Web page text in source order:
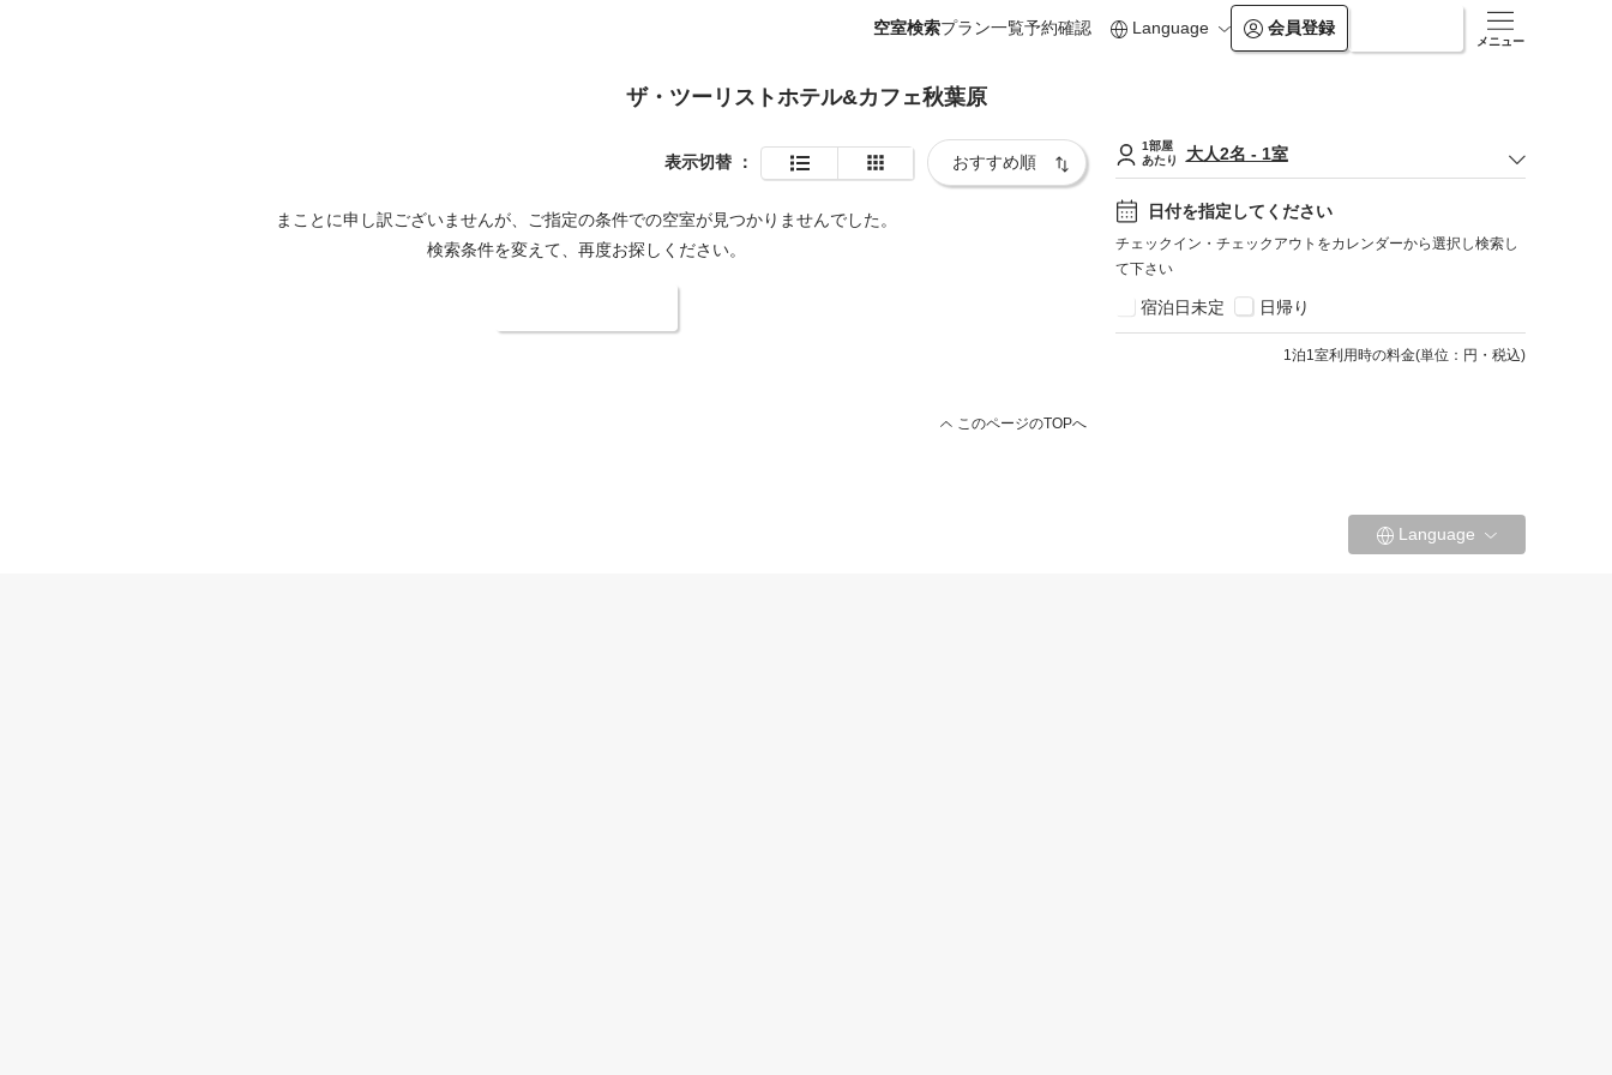
空室検索プラン一覧予約確認 Language 会員登録
メニュー
ザ・ツーリストホテル&カフェ秋葉原
表示切替 ：
まことに申し訳ございませんが、ご指定の条件での空室が見つかりませんでした。
検索条件を変えて、再度お探しください。
このページのTOPへ
1部屋
あたり
大人2名 - 1室
日付を指定してください
チェックイン・チェックアウトをカレンダーから選択し検索し
て下さい
宿泊日未定 日帰り
1 泊1室利用時の料金(単位：円・税込)
Language